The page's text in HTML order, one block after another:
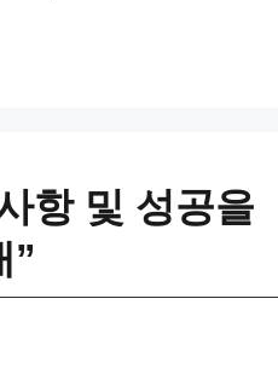
항 및 성공을
”